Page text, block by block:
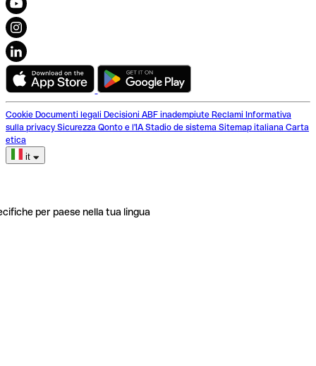
Cookie Documenti legali Decisioni ABF inadempiute Reclami Informativa
sulla privacy Sicurezza Qonto e l'IA Stadio de sistema Sitemap italiana Carta
etica
it
per paese nella tua lingua